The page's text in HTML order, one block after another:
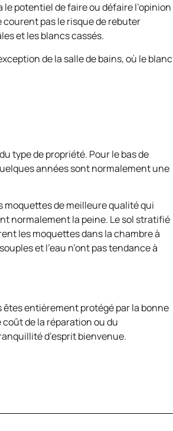
potentiel de faire ou défaire l’opinion
courent pas le risque de rebuter
et les blancs cassés.
de la salle de bains, où le blanc
type de propriété. Pour le bas de
années sont normalement une
moquettes de meilleure qualité qui
normalement la peine. Le sol stratifié
les moquettes dans la chambre à
et l’eau n’ont pas tendance à
êtes entièrement protégé par la bonne
de la réparation ou du
d’esprit bienvenue.